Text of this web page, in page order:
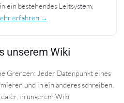
ein bestehendes Leitsystem,
erfahren →
unserem Wiki
Grenzen: Jeder Datenpunkt eines
und in ein anderes schreiben.
in unserem Wiki